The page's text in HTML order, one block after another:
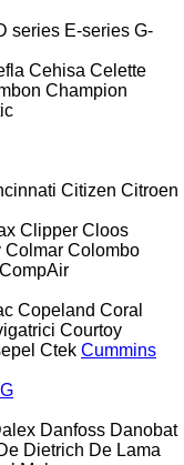
series E-series G-
Cehisa Celette
Champion
Citizen Citroen
Clipper Cloos
Colmar Colombo
CompAir
Copeland Coral
Courtoy
Ctek Cummins
Danfoss Danobat
Dietrich De Lama